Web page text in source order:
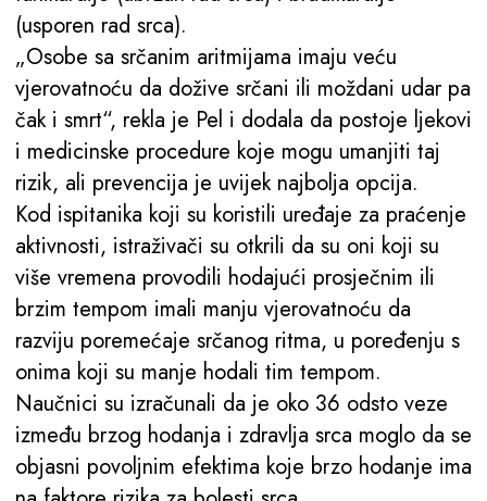
(usporen rad srca).
„Osobe sa srčanim aritmijama imaju veću
vjerovatnoću da dožive srčani ili moždani udar pa
čak i smrt“, rekla je Pel i dodala da postoje ljekovi
i medicinske procedure koje mogu umanjiti taj
rizik, ali prevencija je uvijek najbolja opcija.
Kod ispitanika koji su koristili uređaje za praćenje
aktivnosti, istraživači su otkrili da su oni koji su
više vremena provodili hodajući prosječnim ili
brzim tempom imali manju vjerovatnoću da
razviju poremećaje srčanog ritma, u poređenju s
onima koji su manje hodali tim tempom.
Naučnici su izračunali da je oko 36 odsto veze
između brzog hodanja i zdravlja srca moglo da se
objasni povoljnim efektima koje brzo hodanje ima